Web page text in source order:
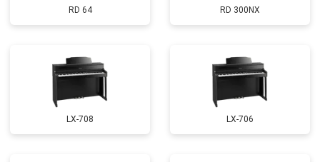
RD 64 RD 300NX
LX-708 LX-706